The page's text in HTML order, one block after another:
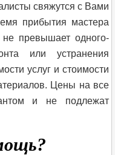
свяжутся с Вами
прибытия мастера
превышает одного-
или устранения
услуг и стоимости
Цены на все
и не подлежат